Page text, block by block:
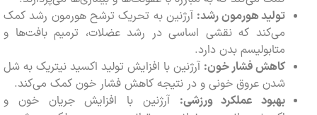
تولید هورمون رشد:آرژنین به تحریک ترشح هورمون رشد کمک
می‌کند که نقشی اساسی در رشد عضلات، ترمیم بافت‌ها و
متابولیسم بدن دارد.
کاهش فشار خون:آرژنین با افزایش تولید اکسید نیتریک به شل
شدن عروق خونی و در نتیجه کاهش فشار خون کمک می‌کند.
بهبود عملکرد ورزشی:آرژنین با افزایش جریان خون و